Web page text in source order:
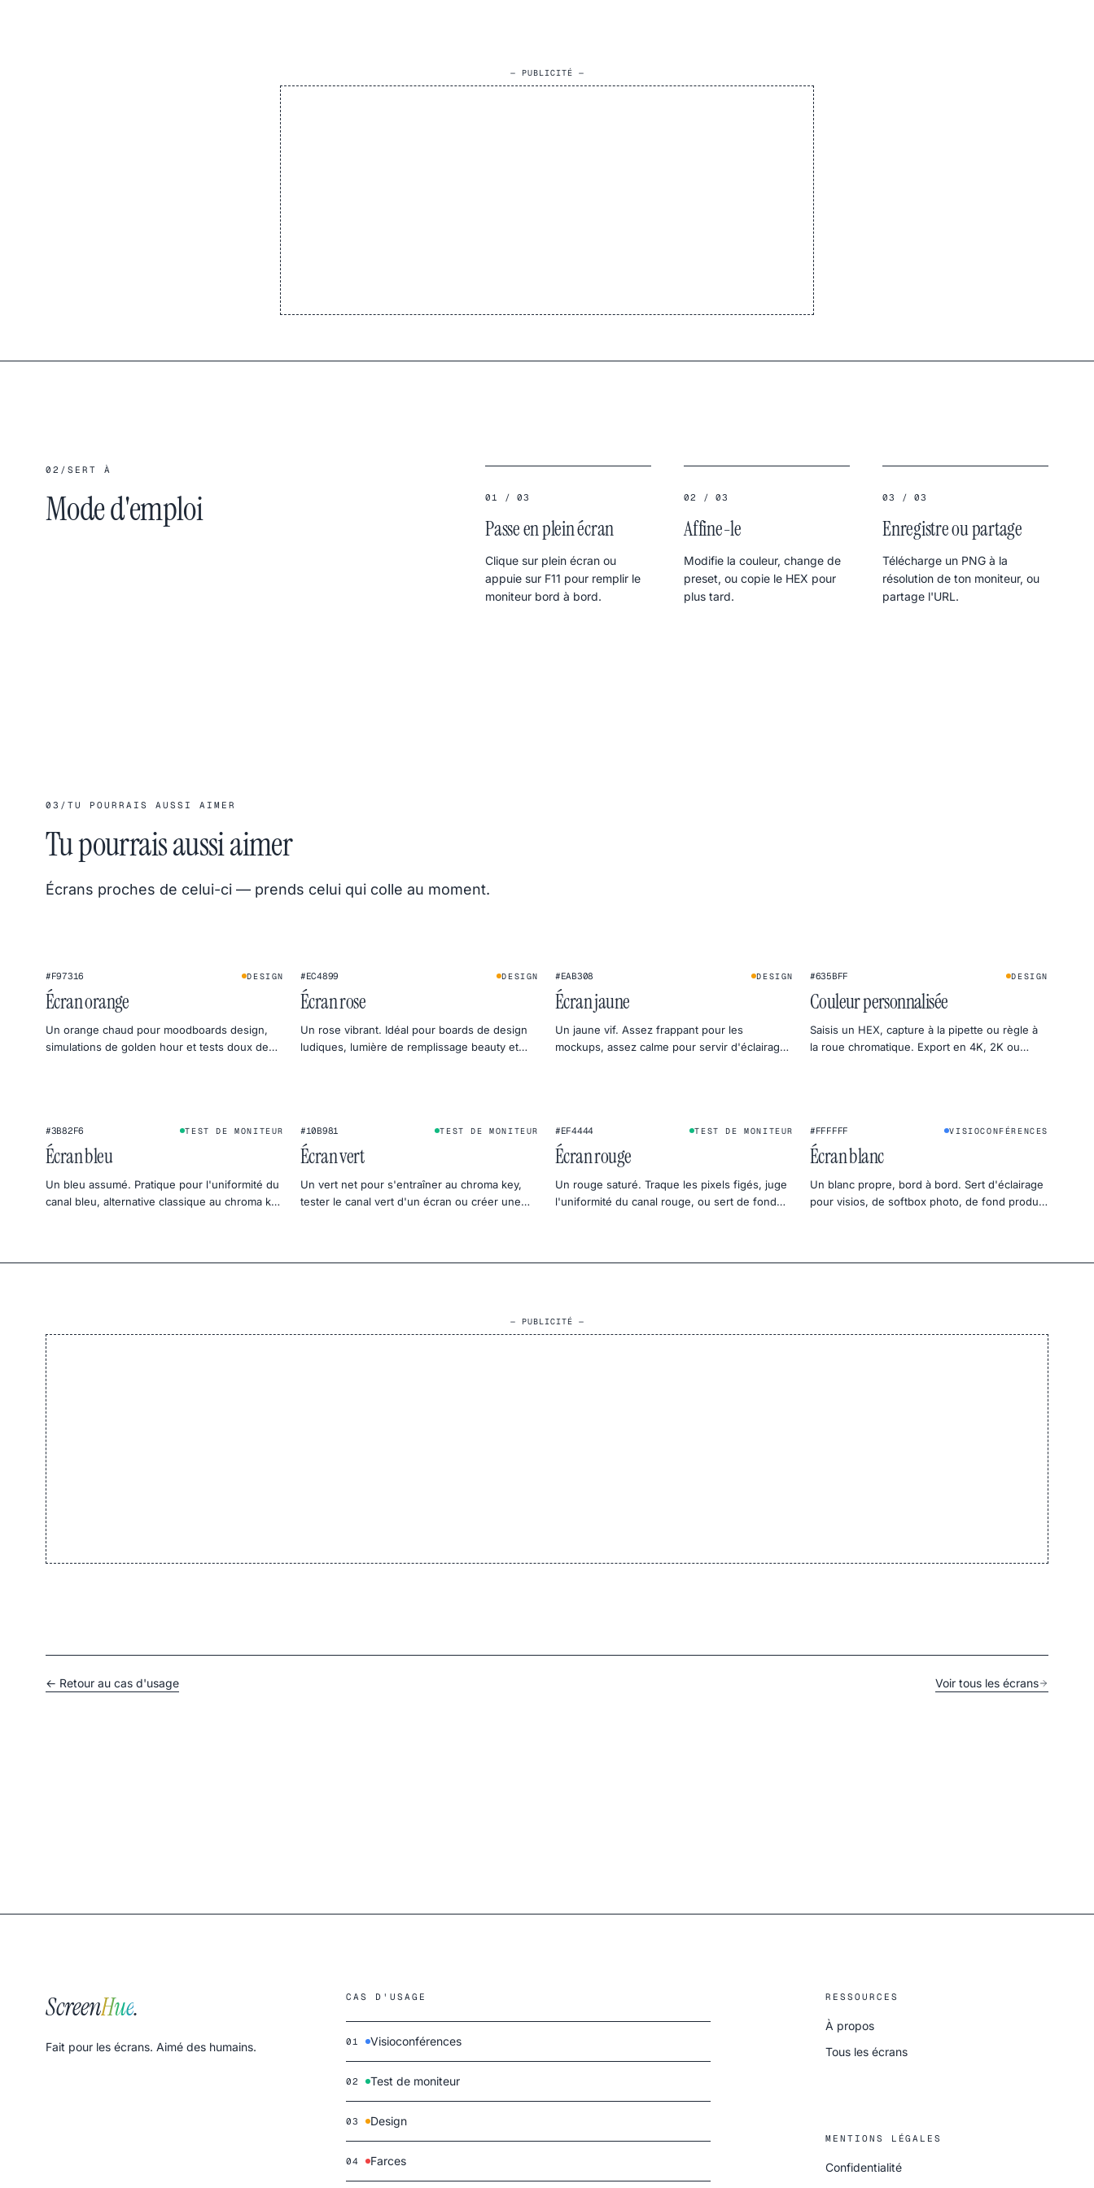
— PUBLICITÉ —
02 / SERT À
Mode d'emploi 01 / 03
Passe en plein écran
Clique sur plein écran ou
appuie sur F11 pour remplir le
moniteur bord à bord.
02 / 03
Affine-le
Modifie la couleur, change de
preset, ou copie le HEX pour
plus tard.
03 / 03
Enregistre ou partage
Télécharge un PNG à la
résolution de ton moniteur, ou
partage l'URL.
03 / TU POURRAIS AUSSI AIMER
Tu pourrais aussi aimer
Écrans proches de celui-ci — prends celui qui colle au moment.
#F97316 DESIGN
Écran orange
Un orange chaud pour moodboards design,
simulations de golden hour et tests doux de
#EC4899 DESIGN
Écran rose
Un rose vibrant. Idéal pour boards de design
ludiques, lumière de remplissage beauty et
#EAB308 DESIGN
Écran jaune
Un jaune vif. Assez frappant pour les
mockups, assez calme pour servir d'éclairage
#635BFF DESIGN
Couleur personnalisée
Saisis un HEX, capture à la pipette ou règle à
la roue chromatique. Export en 4K, 2K ou
#3B82F6 TEST DE MONITEUR
Écran bleu
Un bleu assumé. Pratique pour l'uniformité du
canal bleu, alternative classique au chroma key
#10B981 TEST DE MONITEUR
Écran vert
Un vert net pour s'entraîner au chroma key,
tester le canal vert d'un écran ou créer une
#EF4444 TEST DE MONITEUR
Écran rouge
Un rouge saturé. Traque les pixels figés, juge
l'uniformité du canal rouge, ou sert de fond
#FFFFFF VISIOCONFÉRENCES
Écran blanc
Un blanc propre, bord à bord. Sert d'éclairage
pour visios, de softbox photo, de fond produit
— PUBLICITÉ —
← Retour au cas d'usage Voir tous les écrans
ScreenHue.
Fait pour les écrans. Aimé des humains.
CAS D'USAGE
01 Visioconférences
02 Test de moniteur
03 Design
04 Farces
RESSOURCES
À propos
Tous les écrans
MENTIONS LÉGALES
Confidentialité